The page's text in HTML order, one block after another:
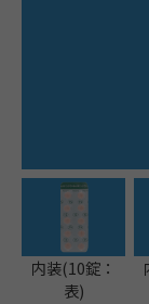
内装(10錠：
表)